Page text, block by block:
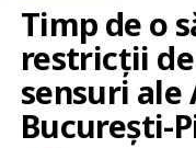
Timp de o
restricții
sensuri ale
București-